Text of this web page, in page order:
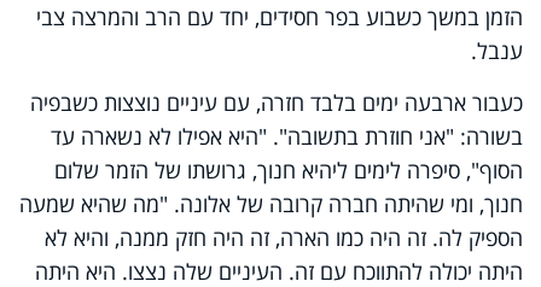
הזמן במשך כשבוע בפר חסידים, יחד עם הרב והמרצה צבי
ענבל.
כעבור ארבעה ימים בלבד חזרה, עם עיניים נוצצות כשבפיה
בשורה: "אני חוזרת בתשובה". "היא אפילו לא נשארה עד
הסוף", סיפרה לימים ליהיא חנוך, גרושתו של הזמר שלום
חנוך, ומי שהיתה חברה קרובה של אלונה. "מה שהיא שמעה
הספיק לה. זה היה כמו הארה, זה היה חזק ממנה, והיא לא
היתה יכולה להתווכח עם זה. העיניים שלה נצצו. היא היתה